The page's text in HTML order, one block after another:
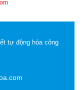
tự động hóa công